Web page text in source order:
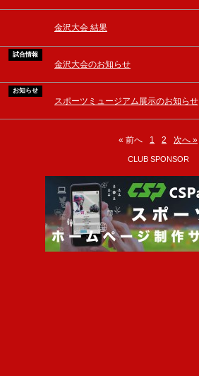
金沢大会 結果
試合情報
金沢大会のお知らせ
お知らせ
スポーツミュージアム展示のお知らせ
« 前へ 1 2 次へ »
CLUB SPONSOR